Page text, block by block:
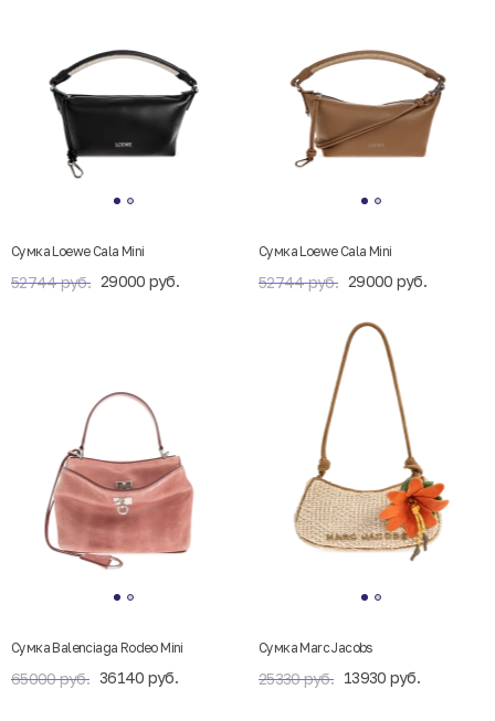
Сумка Loewe Cala Mini
52744 руб. 29000 руб.
Сумка Loewe Cala Mini
52744 руб. 29000 руб.
Сумка Balenciaga Rodeo Mini
65000 руб. 36140 руб.
Сумка Marc Jacobs
25330 руб. 13930 руб.